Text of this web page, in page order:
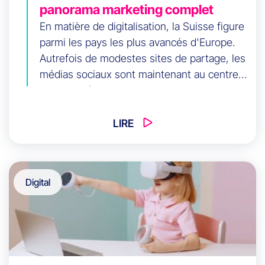
panorama marketing complet
En matière de digitalisation, la Suisse figure
parmi les pays les plus avancés d'Europe.
Autrefois de modestes sites de partage, les
médias sociaux sont maintenant au centre
de la stratégie marketing des entreprises
LIRE
Digital